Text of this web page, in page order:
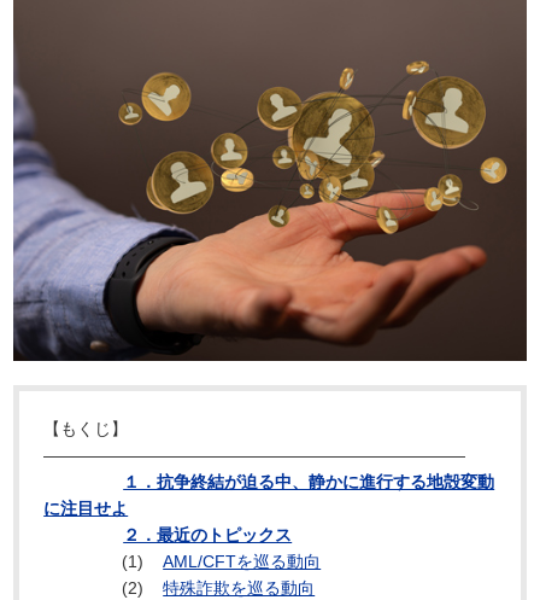
【もくじ】
―――――――――――――――――――――――――
１．抗争終結が迫る中、静かに進行する地殻変動
に注目せよ
２．最近のトピックス
(1)
AML/CFTを巡る動向
(2)
特殊詐欺を巡る動向